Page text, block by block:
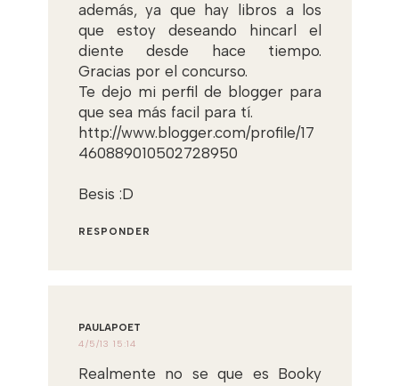
además, ya que hay libros a los
que estoy deseando hincarl el
diente desde hace tiempo.
Gracias por el concurso.
Te dejo mi perfil de blogger para
que sea más facil para tí.
http://www.blogger.com/profile/17
460889010502728950
Besis :D
RESPONDER
PAULAPOET
4/5/13 15:14
Realmente no se que es Booky